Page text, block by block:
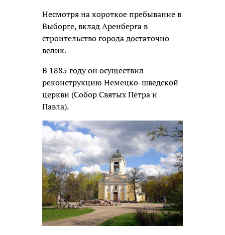
Несмотря на короткое пребывание в
Выборге, вклад Аренберга в
строительство города достаточно
велик.
В 1885 году он осуществил
реконструкцию Немецко-шведской
церкви (Собор Святых Петра и
Павла).